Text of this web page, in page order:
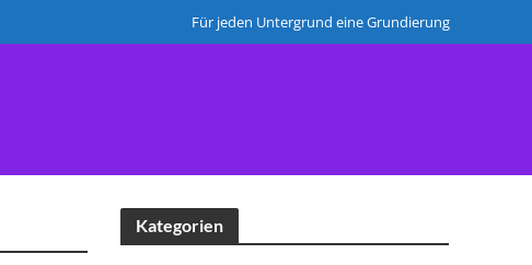
Für jeden Untergrund eine Grundierung
Kategorien